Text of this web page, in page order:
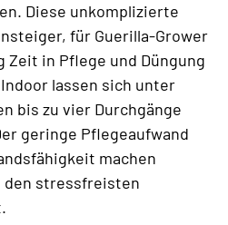
Diese unkomplizierte
für Guerilla-Grower
Zeit in Pflege und Düngung
lassen sich unter
bis zu vier Durchgänge
geringe Pflegeaufwand
machen
stressfreisten